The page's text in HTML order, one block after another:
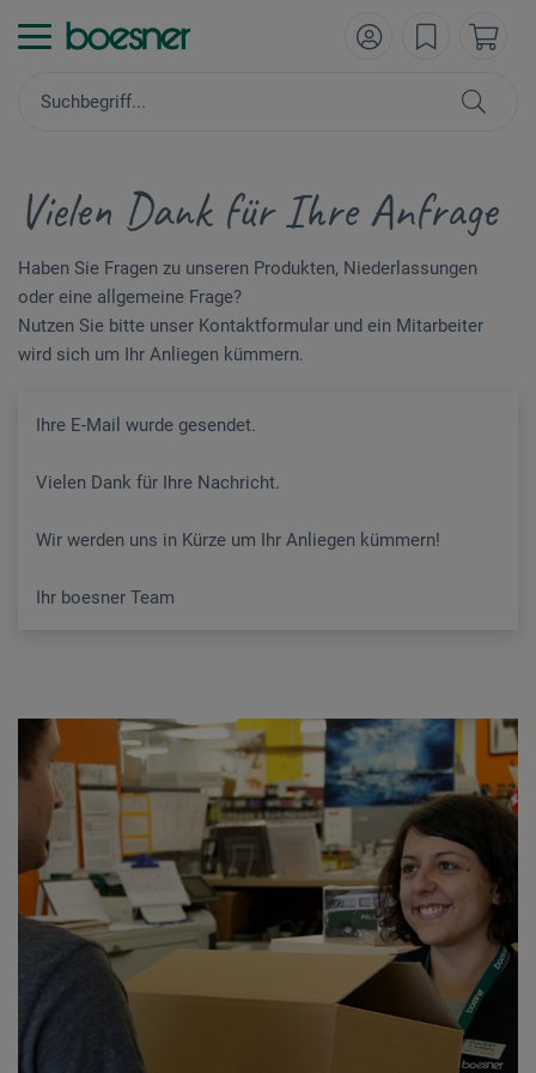
Vielen Dank für Ihre Anfrage
Haben Sie Fragen zu unseren Produkten, Niederlassungen
oder eine allgemeine Frage?
Nutzen Sie bitte unser Kontaktformular und ein Mitarbeiter
wird sich um Ihr Anliegen kümmern.
Ihre E-Mail wurde gesendet.
Vielen Dank für Ihre Nachricht.
Wir werden uns in Kürze um Ihr Anliegen kümmern!
Ihr boesner Team